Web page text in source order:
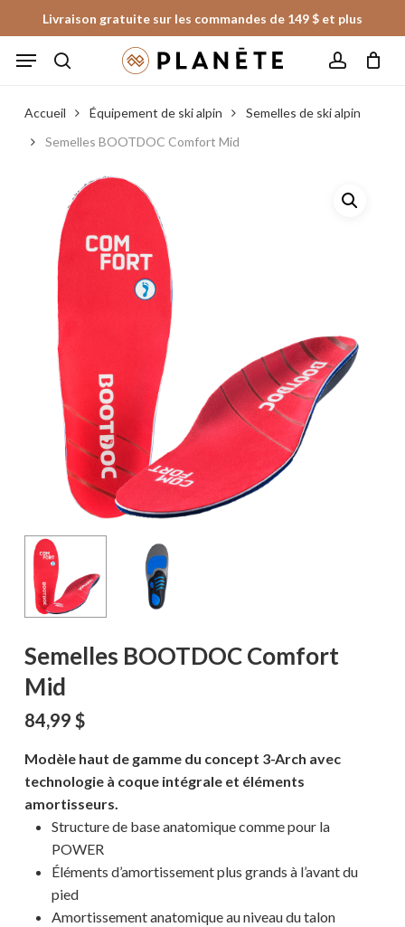
to
main
Livraison gratuite sur les commandes de 149 $ et plus
Menu
Fermer
le
panier
Accueil Équipement de ski alpin
Semelles de ski alpin
Semelles BOOTDOC Comfort Mid
Semelles BOOTDOC Comfort
Mid
84,99 $
Modèle haut de gamme du concept 3-Arch avec
technologie à coque intégrale et éléments
amortisseurs.
Structure de base anatomique comme pour la
POWER
Éléments d’amortissement plus grands à l’avant du
pied
Amortissement anatomique au niveau du talon